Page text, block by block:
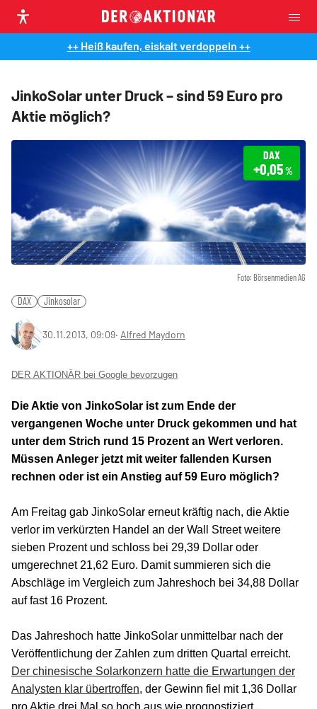
++ Heiß kaufen, eiskalt verdoppeln ++
JinkoSolar unter Druck – sind 59 Euro pro
Aktie möglich?
Foto: Börsenmedien AG
DAX
+0,05%
DAX Jinkosolar
30.11.2013, 09:09‧ Alfred Maydorn
DER AKTIONÄR bei Google bevorzugen
Die Aktie von JinkoSolar ist zum Ende der
vergangenen Woche unter Druck gekommen und hat
unter dem Strich rund 15 Prozent an Wert verloren.
Müssen Anleger jetzt mit weiter fallenden Kursen
rechnen oder ist ein Anstieg auf 59 Euro möglich?
Am Freitag gab JinkoSolar erneut kräftig nach, die Aktie
verlor im verkürzten Handel an der Wall Street weitere
sieben Prozent und schloss bei 29,39 Dollar oder
umgerechnet 21,62 Euro. Damit summieren sich die
Abschläge im Vergleich zum Jahreshoch bei 34,88 Dollar
auf fast 16 Prozent.
Das Jahreshoch hatte JinkoSolar unmittelbar nach der
Veröffentlichung der Zahlen zum dritten Quartal erreicht.
Der chinesische Solarkonzern hatte die Erwartungen der
Analysten klar übertroffen, der Gewinn fiel mit 1,36 Dollar
pro Aktie drei Mal so hoch aus wie prognostiziert.